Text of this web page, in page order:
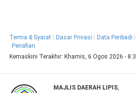
Terma & Syarat Dasar Privasi Data Peribadi
Penafian
Kemaskini Terakhir: Khamis, 6 Ogos 2026 -
MAJLIS DAERAH LIPIS,